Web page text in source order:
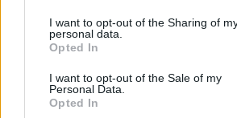
I want to opt-out of the Sharing of
personal data.
Opted In
I want to opt-out of the Sale of my
Personal Data.
Opted In
biblioteką
Žinios